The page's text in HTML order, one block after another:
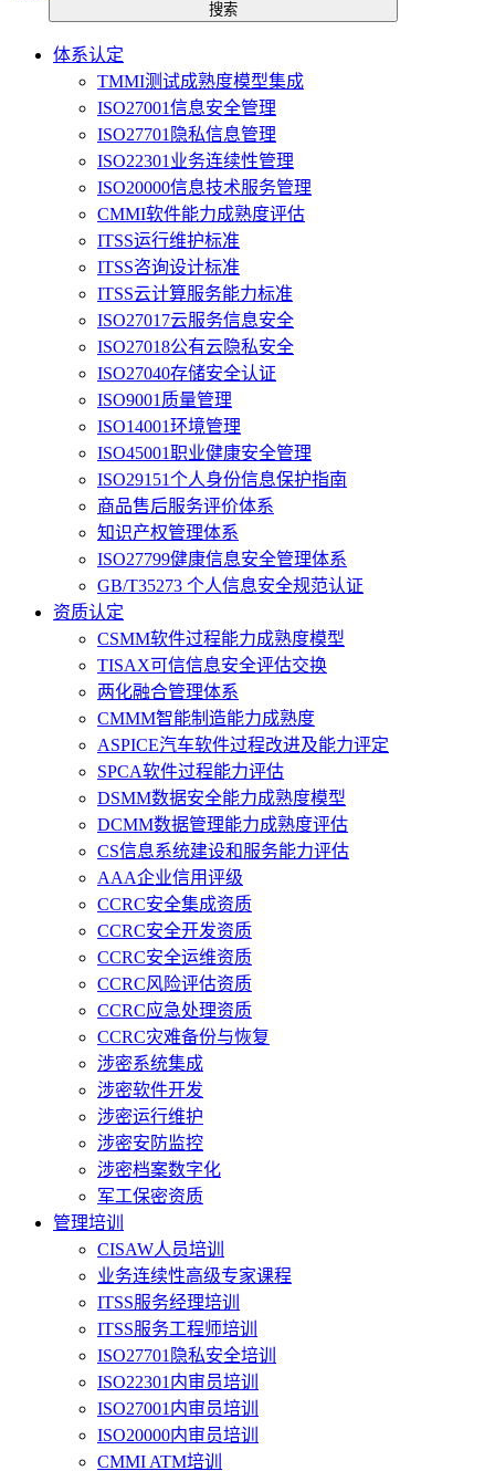
搜索
体系认定
TMMI测试成熟度模型集成
ISO27001信息安全管理
ISO27701隐私信息管理
ISO22301业务连续性管理
ISO20000信息技术服务管理
CMMI软件能力成熟度评估
ITSS运行维护标准
ITSS咨询设计标准
ITSS云计算服务能力标准
ISO27017云服务信息安全
ISO27018公有云隐私安全
ISO27040存储安全认证
ISO9001质量管理
ISO14001环境管理
ISO45001职业健康安全管理
ISO29151个人身份信息保护指南
商品售后服务评价体系
知识产权管理体系
ISO27799健康信息安全管理体系
GB/T35273 个人信息安全规范认证
资质认定
CSMM软件过程能力成熟度模型
TISAX可信信息安全评估交换
两化融合管理体系
CMMM智能制造能力成熟度
ASPICE汽车软件过程改进及能力评定
SPCA软件过程能力评估
DSMM数据安全能力成熟度模型
DCMM数据管理能力成熟度评估
CS信息系统建设和服务能力评估
AAA企业信用评级
CCRC安全集成资质
CCRC安全开发资质
CCRC安全运维资质
CCRC风险评估资质
CCRC应急处理资质
CCRC灾难备份与恢复
涉密系统集成
涉密软件开发
涉密运行维护
涉密安防监控
涉密档案数字化
军工保密资质
管理培训
CISAW人员培训
业务连续性高级专家课程
ITSS服务经理培训
ITSS服务工程师培训
ISO27701隐私安全培训
ISO22301内审员培训
ISO27001内审员培训
ISO20000内审员培训
CMMI ATM培训